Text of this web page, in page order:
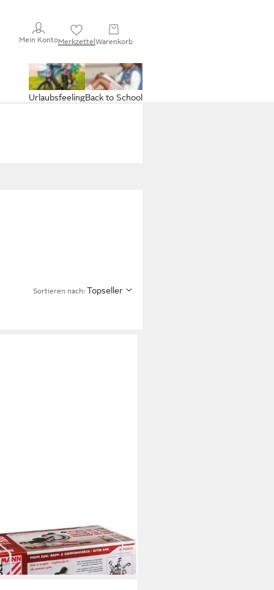
Mein KontoMerkzettelWarenkorb
Back to School
Urlaubsfeeling
Sortieren nach: Topseller
Stichsäge Holzmann
Kappsäge
€
bei dir